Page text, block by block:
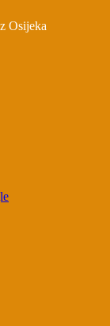
Osijeka